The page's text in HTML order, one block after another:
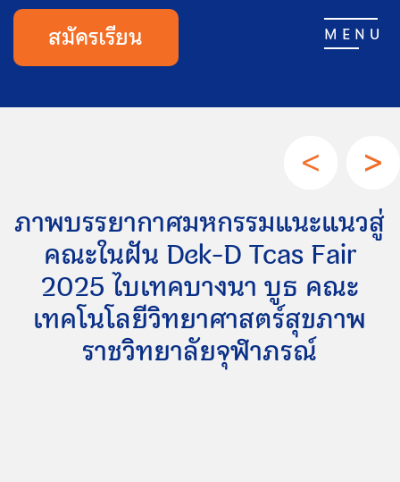
สมัครเรียน MENU
ภาพบรรยากาศมหกรรมแนะแนวสู่
คณะในฝัน Dek-D Tcas Fair
2025 ไบเทคบางนา บูธ คณะ
เทคโนโลยีวิทยาศาสตร์สุขภาพ
ราชวิทยาลัยจุฬาภรณ์